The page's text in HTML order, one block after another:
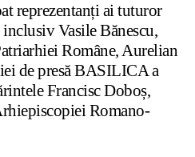
reprezentanți ai tuturor
Vasile Bănescu,
Române, Aurelian
de presă BASILICA a
Francisc Doboș,
Romano-